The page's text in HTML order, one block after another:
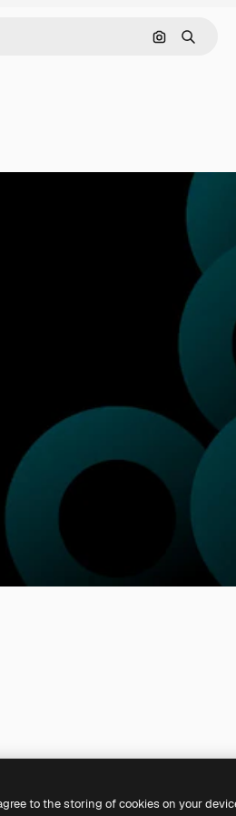
Nach Bild
Suchen
to the storing of cookies on your